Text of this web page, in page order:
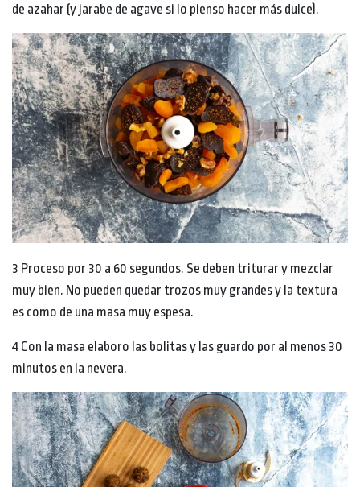
de azahar (y jarabe de agave si lo pienso hacer más dulce).
3 Proceso por 30 a 60 segundos. Se deben triturar y mezclar
muy bien. No pueden quedar trozos muy grandes y la textura
es como de una masa muy espesa.
4 Con la masa elaboro las bolitas y las guardo por al menos 30
minutos en la nevera.